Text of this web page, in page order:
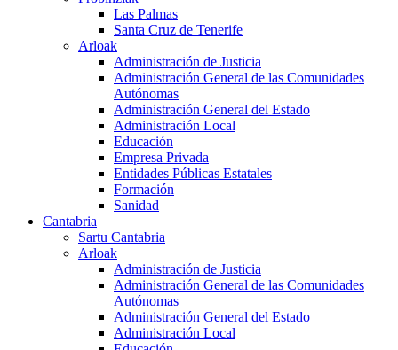
Las Palmas
Santa Cruz de Tenerife
Arloak
Administración de Justicia
Administración General de las Comunidades
Autónomas
Administración General del Estado
Administración Local
Educación
Empresa Privada
Entidades Públicas Estatales
Formación
Sanidad
Cantabria
Sartu Cantabria
Arloak
Administración de Justicia
Administración General de las Comunidades
Autónomas
Administración General del Estado
Administración Local